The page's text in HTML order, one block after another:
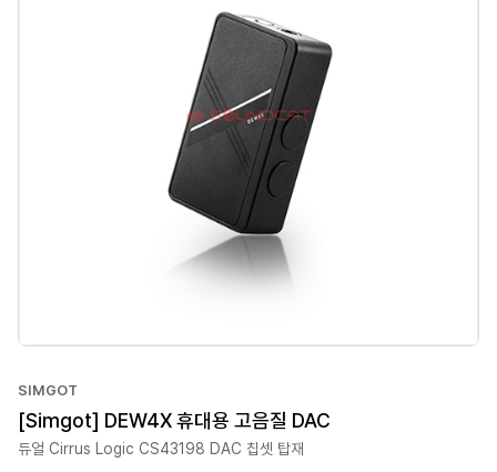
SIMGOT
[Simgot] DEW4X 휴대용 고음질 DAC
듀얼 Cirrus Logic CS43198 DAC 칩셋 탑재